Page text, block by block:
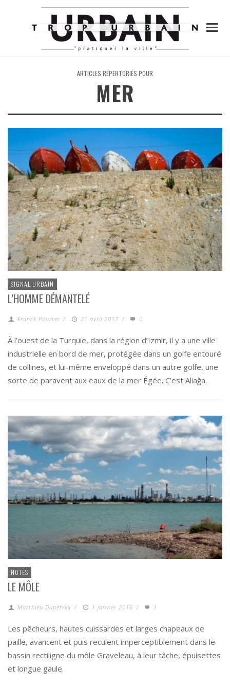
ARTICLES RÉPERTORIÉS POUR
MER
SIGNAL URBAIN
L’HOMME DÉMANTELÉ
Franck Pourcel / 21 avril 2017 / 0
À l’ouest de la Turquie, dans la région d’Izmir, il y a une ville
industrielle en bord de mer, protégée dans un golfe entouré
de collines, et lui-même enveloppé dans un autre golfe, une
sorte de paravent aux eaux de la mer Égée. C’est Aliağa.
NOTES
LE MÔLE
Matthieu Duperrex / 1 janvier 2016 / 1
Les pêcheurs, hautes cuissardes et larges chapeaux de
paille, avancent et puis reculent imperceptiblement dans le
bassin rectiligne du môle Graveleau, à leur tâche, épuisettes
et longue gaule.